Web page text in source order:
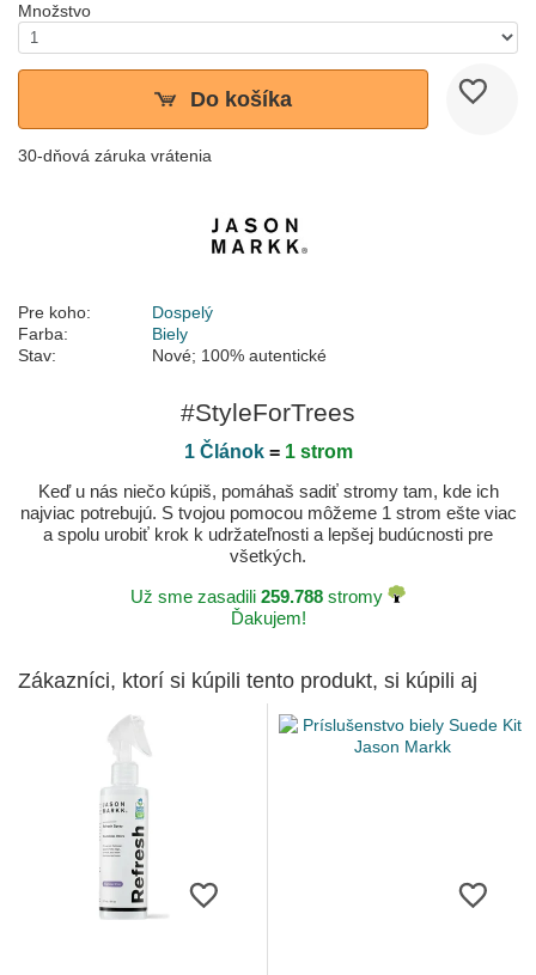
Množstvo
Do košíka
30-dňová záruka vrátenia
Pre koho:
Dospelý
Farba:
Biely
Stav:
Nové; 100% autentické
#StyleForTrees
1 Článok= 1 strom
Keď u nás niečo kúpiš, pomáhaš sadiť stromy tam, kde ich
najviac potrebujú. S tvojou pomocou môžeme 1 strom ešte viac
a spolu urobiť krok k udržateľnosti a lepšej budúcnosti pre
všetkých.
Už sme zasadili 259.788 stromy
Ďakujem!
Zákazníci, ktorí si kúpili tento produkt, si kúpili aj